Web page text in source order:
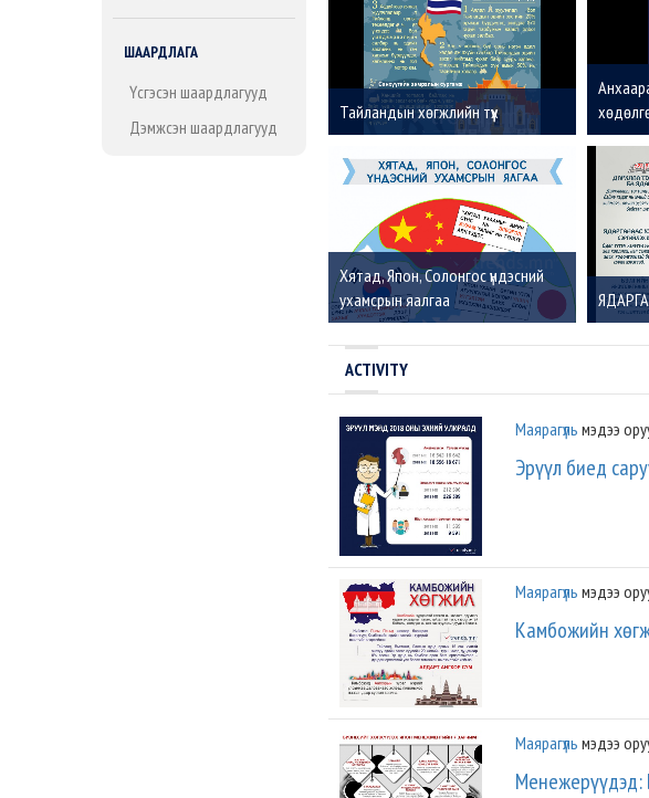
ШААРДЛАГА
Үүсгэсэн шаардлагууд
Дэмжсэн шаардлагууд
Тайландын хөгжлийн түүх
Хятад, Япон, Солонгос үндэсний
ухамсрын яалгаа
ACTIVITY
Маярагүль мэдээ
Эрүүл биед
Маярагүль мэдээ
Камбожийн
Маярагүль мэдээ
Менежерүүдэд: